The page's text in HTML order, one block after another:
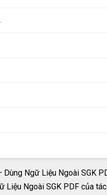
Ngữ Liệu Ngoài SGK
Ngoài SGK PDF của